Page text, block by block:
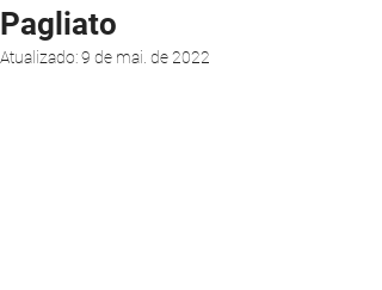
Pagliato
Atualizado:9 de mai. de 2022